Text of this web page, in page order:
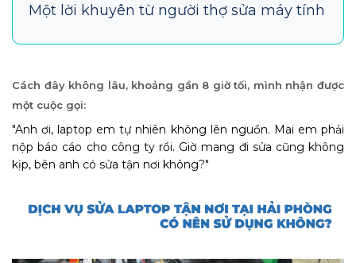
Một lời khuyên từ người thợ sửa máy tính
Cách đây không lâu, khoảng gần 8 giờ tối, mình nhận được
một cuộc gọi:
"Anh ơi, laptop em tự nhiên không lên nguồn. Mai em phải
nộp báo cáo cho công ty rồi. Giờ mang đi sửa cũng không
kịp, bên anh có sửa tận nơi không?"